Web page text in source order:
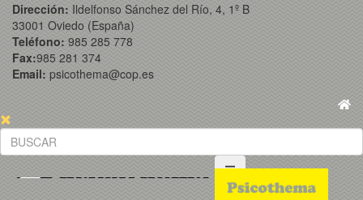
Dirección: Ildelfonso Sánchez del Río, 4, 1º B
33001 Oviedo (España)
Teléfono: 985 285 778
Fax:985 281 374
Email: psicothema@cop.es